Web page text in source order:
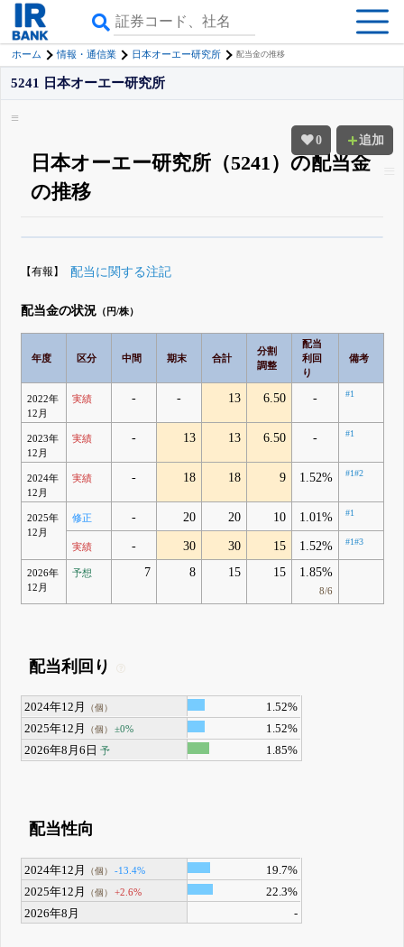
ホーム 情報・通信業 日本オーエー研究所 配当金の推移
0 追加
5241 日本オーエー研究所
日本オーエー研究所（5241）の配当金
の推移
見られる
無料でβ版をはじめる
【有報】 配当に関する注記
配当金の状況 （円/株）
年度 区分 中間 期末 合計
分割
調整
配当
利回
り
備考
2022年
12月
実績 - - 13 6.50 - #1
2023年
12月
実績 - 13 13 6.50 - #1
2024年
12月
実績 - 18 18 9 1.52% #1#2
2025年
12月
修正 - 20 20 10 1.01% #1
実績 - 30 30 15 1.52% #1#3
2026年
12月
予想 7 8 15 15 1.85%
8/6
配当利回り
2024年12月 （個）
1.52%
2025年12月
（個） ±0%
1.52%
2026年8月6日 予 1.85%
配当性向
2024年12月 （個） -13.4%
19.7%
2025年12月
（個） +2.6%
22.3%
2026年8月
-